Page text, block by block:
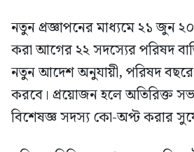
নতুন প্রজ্ঞাপনের মাধ্যমে ২১ জুন
করা আগের ২২ সদস্যের পরিষদ
নতুন আদেশ অনুযায়ী, পরিষদ
করবে। প্রয়োজন হলে অতিরিক্ত
বিশেষজ্ঞ সদস্য কো-অপ্ট করার